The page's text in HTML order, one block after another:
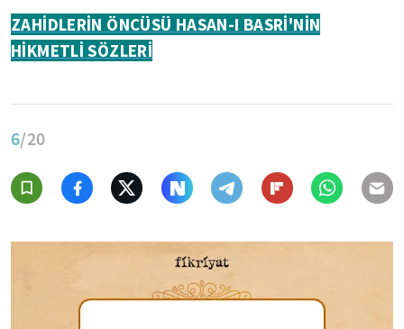
ZAHİDLERİN ÖNCÜSÜ HASAN-I BASRİ'NİN
HİKMETLİ SÖZLERİ
6/20